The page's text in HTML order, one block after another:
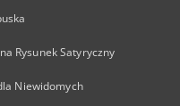
Rysunek Satyryczny
Niewidomych